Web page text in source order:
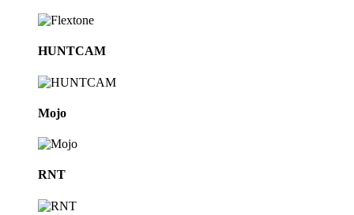
HUNTCAM
Mojo
RNT